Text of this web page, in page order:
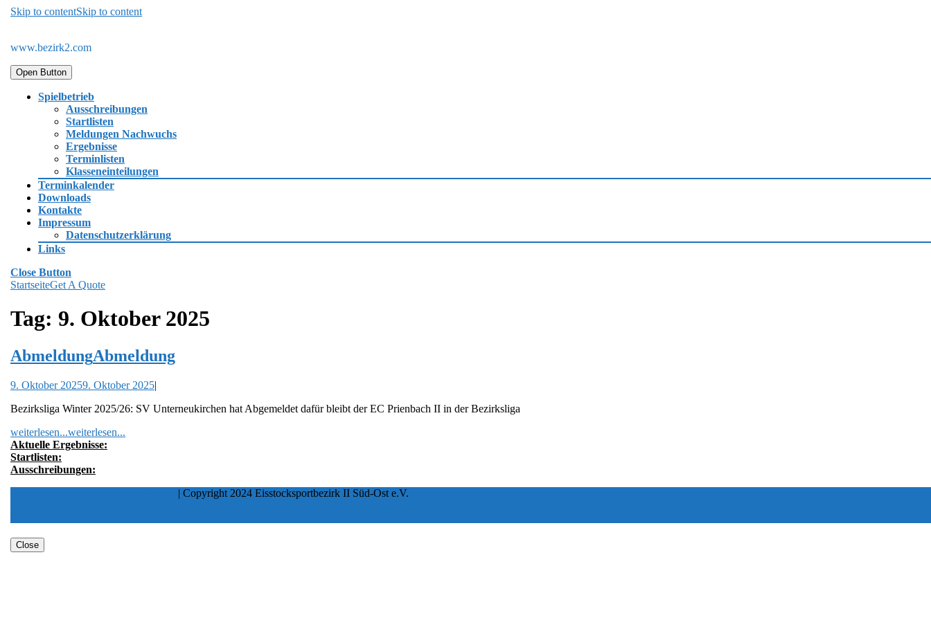
Skip to contentSkip to content
www.bezirk2.com
Open Button
Spielbetrieb
Ausschreibungen
Startlisten
Meldungen Nachwuchs
Ergebnisse
Terminlisten
Klasseneinteilungen
Terminkalender
Downloads
Kontakte
Impressum
Datenschutzerklärung
Links
Close Button
StartseiteGet A Quote
Tag: 9. Oktober 2025
AbmeldungAbmeldung
9. Oktober 20259. Oktober 2025|
Bezirksliga Winter 2025/26: SV Unterneukirchen hat Abgemeldet dafür bleibt der EC Prienbach II in der Bezirksliga
weiterlesen...weiterlesen...
Aktuelle Ergebnisse:
Startlisten:
Ausschreibungen:
| Copyright 2024 Eisstocksportbezirk II Süd-Ost e.V.
Close